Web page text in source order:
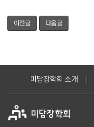
이전글 다음글
미담장학회 소개